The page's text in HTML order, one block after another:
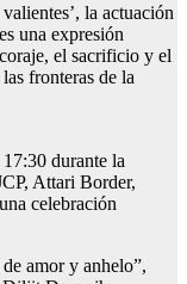
la actuación
una expresión
el sacrificio y el
fronteras de la
17:30 durante la
Attari Border,
celebración
amor y anhelo”,